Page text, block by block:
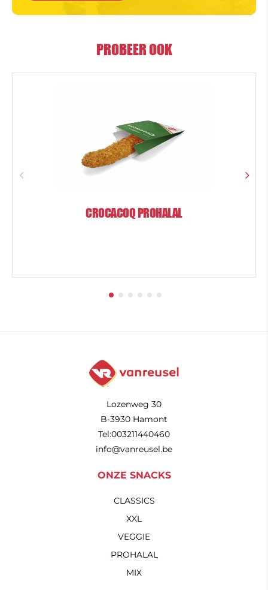
PROBEER OOK
CROCACOQ PROHALAL
Lozenweg 30
B-3930 Hamont
Tel:003211440460
info@vanreusel.be
ONZE SNACKS
CLASSICS
XXL
VEGGIE
PROHALAL
MIX